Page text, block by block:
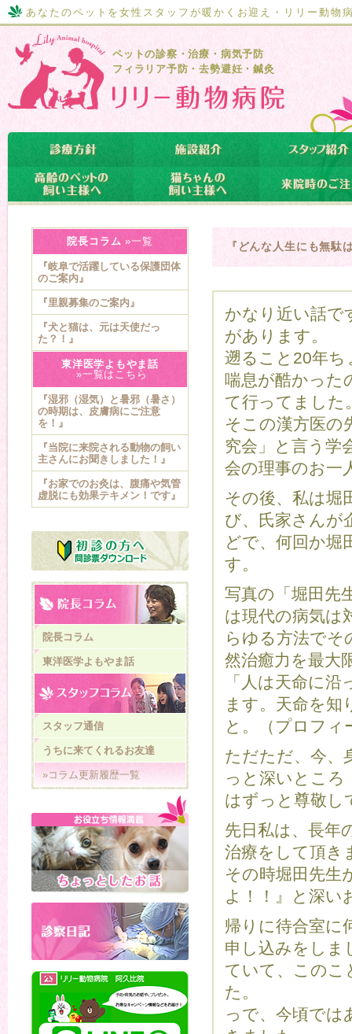
あなたのペットを女性スタッフが暖かくお迎え・リリー動物
ペットの診察・治療・病気予防
フィラリア予防・去勢避妊・鍼灸
『どんな人生にも無
かなり近い話で
があります。
遡ること20年ち
喘息が酷かった
て行ってました
そこの漢方医の
究会」と言う学
会の理事のお一
その後、私は堀
び、氏家さんが
どで、何回か堀
す。
写真の「堀田先
は現代の病気は
らゆる方法でそ
然治癒力を最大
「人は天命に
ます。天命を知
と。（プロフィ
ただただ、今、
っと深いところ
はずっと尊敬し
先日私は、長年
治療をして頂き
その時堀田先生
よ！！』と深い
帰りに待合室に
申し込みをしま
ていて、このこ
た。
っで、今頃では
院長コラム »一覧
『岐阜で活躍している保護団体
のご案内』
『里親募集のご案内』
『犬と猫は、元は天使だっ
た？！』
東洋医学よもやま話
»一覧はこちら
『湿邪（湿気）と暑邪（暑さ）
の時期は、皮膚病にご注意
を！』
『当院に来院される動物の飼い
主さんにお聞きしました！』
『お家でのお灸は、腹痛や気管
虚脱にも効果テキメン！です』
院長コラム
東洋医学よもやま話
スタッフ通信
うちに来てくれるお友達
»コラム更新履歴一覧